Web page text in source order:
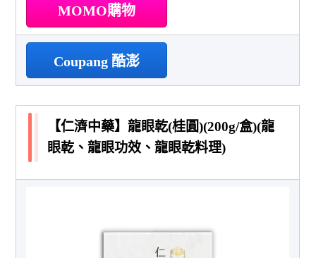
MOMO購物
Coupang 酷澎
【仁濟中藥】龍眼乾(桂圓)(200g/盒)(龍
眼乾、龍眼功效、龍眼乾料理)